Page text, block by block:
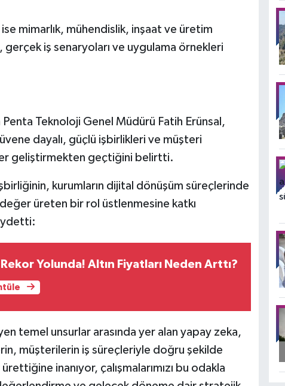
mimarlık, mühendislik, inşaat ve üretim
iş senaryoları ve uygulama örnekleri
Teknoloji Genel Müdürü Fatih Erünsal,
dayalı, güçlü işbirlikleri ve müşteri
geliştirmekten geçtiğini belirtti.
kurumların dijital dönüşüm süreçlerinde
üreten bir rol üstlenmesine katkı
Yolunda! Altın Fiyatları Neden Arttı?
temel unsurlar arasında yer alan yapay zeka,
müşterilerin iş süreçleriyle doğru şekilde
inanıyor, çalışmalarımızı bu odakla